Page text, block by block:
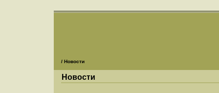
/ Новости
Новости